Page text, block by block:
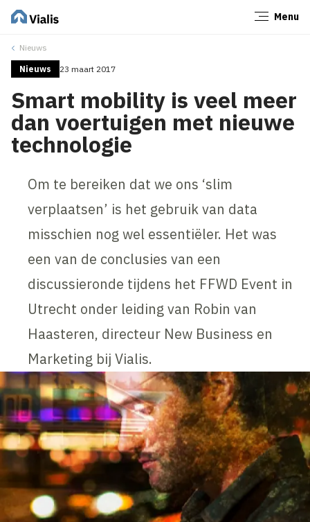
Menu
Nieuws
Nieuws 23 maart 2017
Smart mobility is veel meer
dan voertuigen met nieuwe
technologie
Om te bereiken dat we ons ‘slim
verplaatsen’ is het gebruik van data
misschien nog wel essentiëler. Het was
een van de conclusies van een
discussieronde tijdens het FFWD Event in
Utrecht onder leiding van Robin van
Haasteren, directeur New Business en
Marketing bij Vialis.
Sluiten